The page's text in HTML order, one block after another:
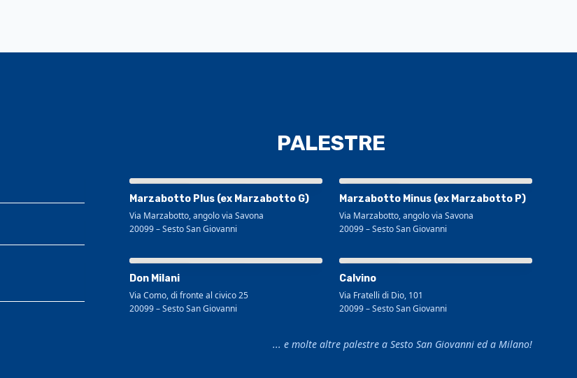
PALESTRE
Visualizza mappa più grande
Marzabotto Plus (ex Marzabotto G)
Via Marzabotto, angolo via Savona
20099–Sesto San Giovanni
Visualizza mappa più grande
Marzabotto Minus (ex Marzabotto P)
Via Marzabotto, angolo via Savona
20099–Sesto San Giovanni
Don Milani
Via Como, di fronte al civico 25
20099–Sesto San Giovanni
Calvino
Via Fratelli di Dio, 101
20099–Sesto San Giovanni
... e molte altre palestre a Sesto San Giovanni ed a Milano!